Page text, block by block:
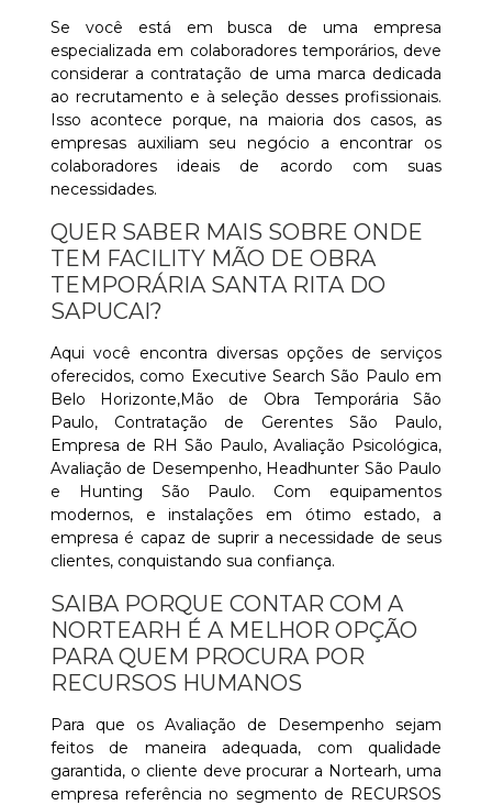
Se você está em busca de uma empresa
especializada em colaboradores temporários, deve
considerar a contratação de uma marca dedicada
ao recrutamento e à seleção desses profissionais.
Isso acontece porque, na maioria dos casos, as
empresas auxiliam seu negócio a encontrar os
colaboradores ideais de acordo com suas
necessidades.
QUER SABER MAIS SOBRE ONDE
TEM FACILITY MÃO DE OBRA
TEMPORÁRIA SANTA RITA DO
SAPUCAI?
Aqui você encontra diversas opções de serviços
oferecidos, como Executive Search São Paulo em
Belo Horizonte,Mão de Obra Temporária São
Paulo, Contratação de Gerentes São Paulo,
Empresa de RH São Paulo, Avaliação Psicológica,
Avaliação de Desempenho, Headhunter São Paulo
e Hunting São Paulo. Com equipamentos
modernos, e instalações em ótimo estado, a
empresa é capaz de suprir a necessidade de seus
clientes, conquistando sua confiança.
SAIBA PORQUE CONTAR COM A
NORTEARH É A MELHOR OPÇÃO
PARA QUEM PROCURA POR
RECURSOS HUMANOS
Para que os Avaliação de Desempenho sejam
feitos de maneira adequada, com qualidade
garantida, o cliente deve procurar a Nortearh, uma
empresa referência no segmento de RECURSOS